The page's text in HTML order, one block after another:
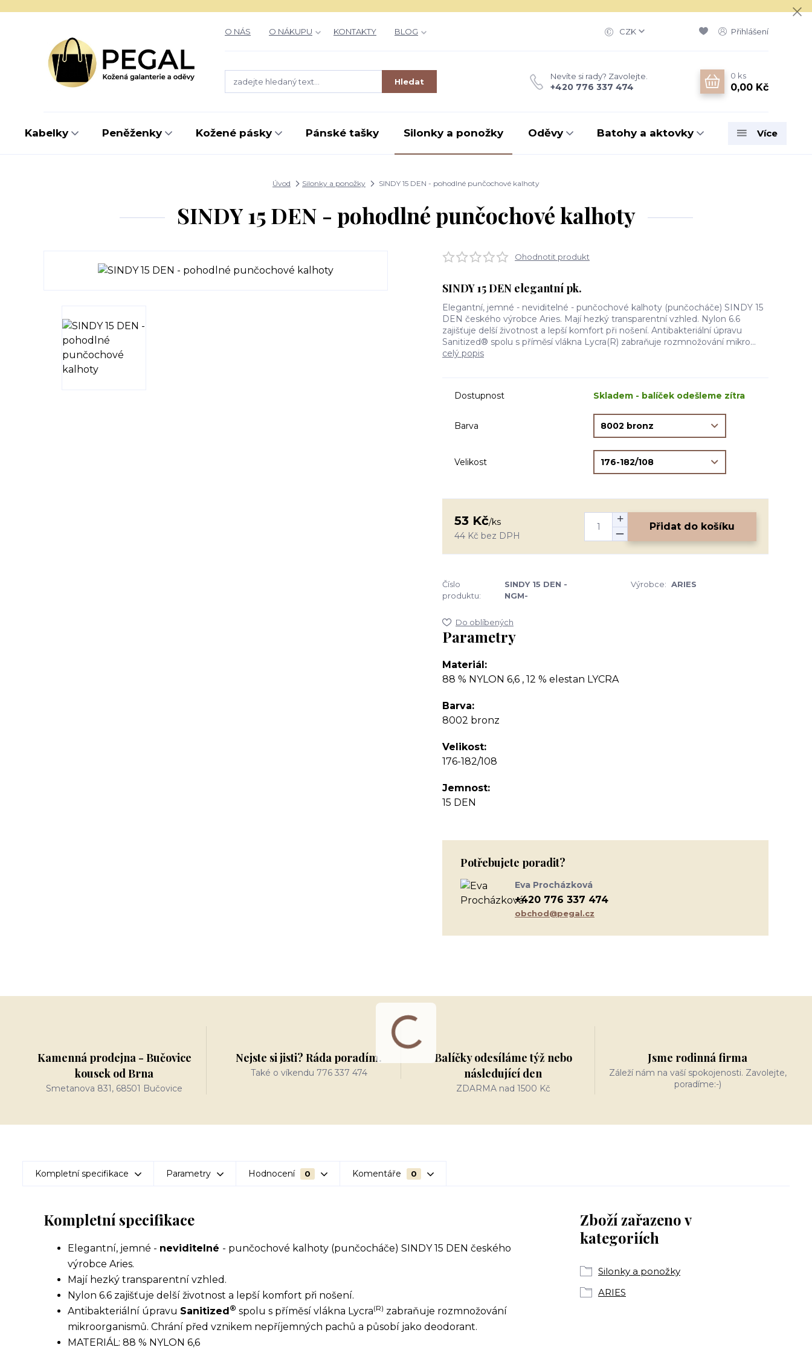
O NÁS O NÁKUPU KONTAKTY BLOG CZK Přihlášení
Hledat
Nevíte si rady? Zavolejte.
+420 776 337 474
0 ks
0,00 Kč
Kabelky Peněženky Kožené pásky Pánské tašky Silonky a ponožky Oděvy Batohy a aktovky Více
Úvod Silonky a ponožky SINDY 15 DEN - pohodlné punčochové kalhoty
SINDY 15 DEN - pohodlné punčochové kalhoty
Ohodnotit produkt
SINDY 15 DEN elegantní pk.
Elegantní, jemné - neviditelné - punčochové kalhoty (punčocháče) SINDY 15
DEN českého výrobce Aries. Mají hezký transparentní vzhled. Nylon 6.6
zajišťuje delší životnost a lepší komfort při nošení. Antibakteriální úpravu
Sanitized® spolu s příměsí vlákna Lycra(R) zabraňuje rozmnožování mikro...
celý popis
Dostupnost Skladem - balíček odešleme zítra
Barva
Velikost
53 Kč/ks
44 Kč bez DPH
Přidat do košíku
Číslo
produktu:
SINDY 15 DEN -
NGM-
Výrobce: ARIES
Do oblíbených
Parametry
Materiál
88 % NYLON 6,6 , 12 % elestan LYCRA
Barva
8002 bronz
Velikost
176-182/108
Jemnost
15 DEN
Potřebujete poradit?
Eva Procházková
+420 776 337 474
obchod@pegal.cz
Kamenná prodejna - Bučovice
kousek od Brna
Smetanova 831, 68501 Bučovice
Nejste si jisti? Ráda poradím.
Také o víkendu 776 337 474
Balíčky odesíláme týž nebo
následující den
ZDARMA nad 1500 Kč
Jsme rodinná firma
Záleží nám na vaší spokojenosti. Zavolejte,
poradíme:-)
Kompletní specifikace Parametry Hodnocení 0 Komentáře 0
Kompletní specifikace
Elegantní, jemné - neviditelné - punčochové kalhoty (punčocháče) SINDY 15 DEN českého
výrobce Aries.
Mají hezký transparentní vzhled.
Nylon 6.6 zajišťuje delší životnost a lepší komfort při nošení.
Antibakteriální úpravu Sanitized® spolu s příměsí vlákna Lycra(R) zabraňuje rozmnožování
mikroorganismů. Chrání před vznikem nepříjemných pachů a působí jako deodorant.
MATERIÁL: 88 % NYLON 6,6
Zboží zařazeno v
kategoriích
Silonky a ponožky
ARIES